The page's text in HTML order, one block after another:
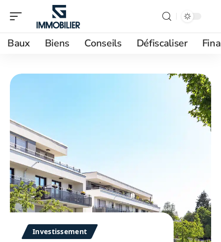
Baux Biens Conseils Défiscaliser
Investissement